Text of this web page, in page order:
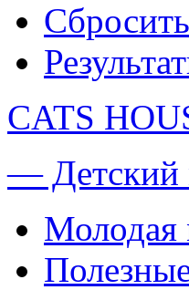
CATS
— Детский
Молодая